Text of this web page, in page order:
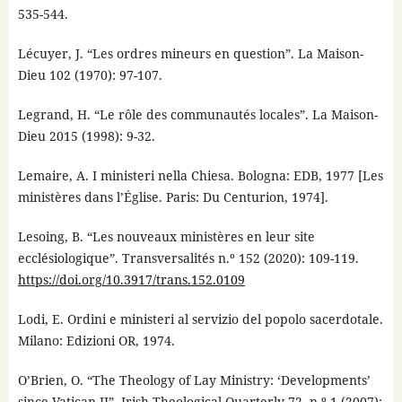
535-544.
Lécuyer, J. “Les ordres mineurs en question”. La Maison-
Dieu 102 (1970): 97-107.
Legrand, H. “Le rôle des communautés locales”. La Maison-
Dieu 2015 (1998): 9-32.
Lemaire, A. I ministeri nella Chiesa. Bologna: EDB, 1977 [Les
ministères dans l’Église. Paris: Du Centurion, 1974].
Lesoing, B. “Les nouveaux ministères en leur site
ecclésiologique”. Transversalités n.º 152 (2020): 109-119.
https://doi.org/10.3917/trans.152.0109
Lodi, E. Ordini e ministeri al servizio del popolo sacerdotale.
Milano: Edizioni OR, 1974.
O’Brien, O. “The Theology of Lay Ministry: ‘Developments’